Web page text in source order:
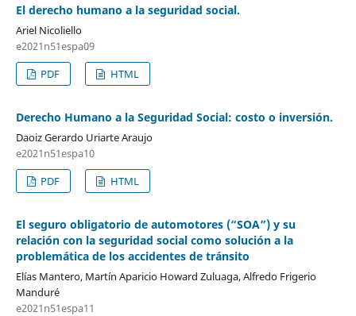
El derecho humano a la seguridad social.
Ariel Nicoliello
e2021n51espa09
PDF
HTML
Derecho Humano a la Seguridad Social: costo o inversión.
Daoiz Gerardo Uriarte Araujo
e2021n51espa10
PDF
HTML
El seguro obligatorio de automotores (“SOA”) y su
relación con la seguridad social como solución a la
problemática de los accidentes de tránsito
Elías Mantero, Martín Aparicio Howard Zuluaga, Alfredo Frigerio
Manduré
e2021n51espa11